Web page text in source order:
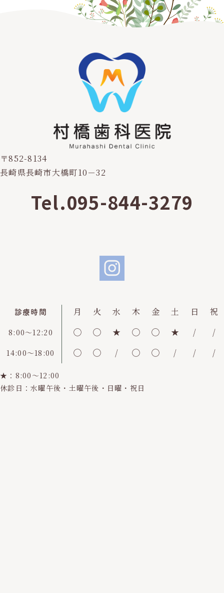
〒852-8134
長崎県長崎市大橋町10－32
Tel.095-844-3279
診療時間 月 火 水 木 金 土 日 祝
8:00～12:20 ◯ ◯ ★ ◯ ◯ ★ / /
14:00～18:00 ◯ ◯ / ◯ ◯ / / /
★：8:00〜12:00
休診日：水曜午後・土曜午後・日曜・祝日